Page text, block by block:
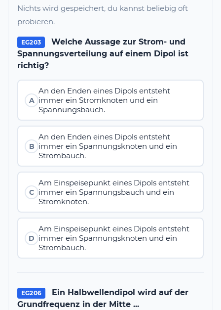
Nichts wird gespeichert, du kannst beliebig oft
probieren.
EG203
Welche Aussage zur Strom- und
Spannungsverteilung auf einem Dipol ist
richtig?
A
An den Enden eines Dipols entsteht
immer ein Stromknoten und ein
Spannungsbauch.
B
An den Enden eines Dipols entsteht
immer ein Spannungsknoten und ein
Strombauch.
C
Am Einspeisepunkt eines Dipols entsteht
immer ein Spannungsbauch und ein
Stromknoten.
D
Am Einspeisepunkt eines Dipols entsteht
immer ein Spannungsknoten und ein
Strombauch.
EG206
Ein Halbwellendipol wird auf der
Grundfrequenz in der Mitte ...